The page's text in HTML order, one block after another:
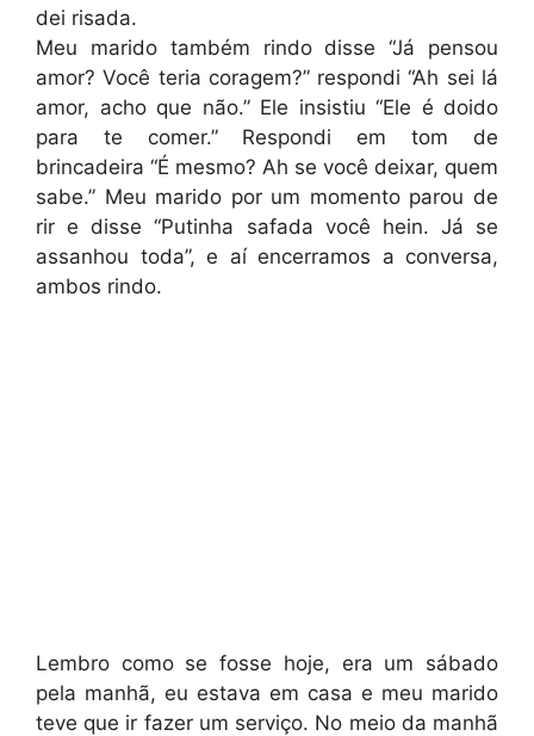
dei risada.
Meu marido também rindo disse “Já pensou
amor? Você teria coragem?” respondi “Ah sei lá
amor, acho que não.” Ele insistiu “Ele é doido
para te comer.” Respondi em tom de
brincadeira “É mesmo? Ah se você deixar, quem
sabe.” Meu marido por um momento parou de
rir e disse “Putinha safada você hein. Já se
assanhou toda”, e aí encerramos a conversa,
ambos rindo.
Lembro como se fosse hoje, era um sábado
pela manhã, eu estava em casa e meu marido
teve que ir fazer um serviço. No meio da manhã